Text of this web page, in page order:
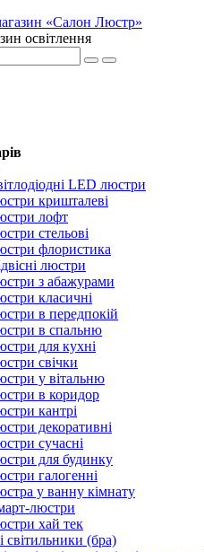
освітлення
LED люстри
кришталеві
лофт
стельові
флористика
люстри
з абажурами
класичні
в передпокій
в спальню
для кухні
свічки
у вітальню
в коридор
кантрі
декоративні
сучасні
для будинку
галогенні
у ванну кімнату
люстри
хай тек
світильники (бра)